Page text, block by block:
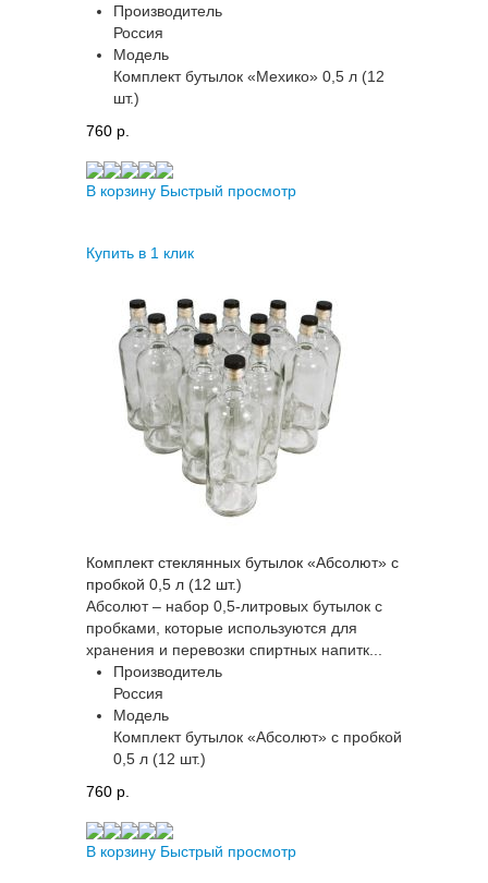
Производитель
Россия
Модель
Комплект бутылок «Мехико» 0,5 л (12
шт.)
760 p.
В корзину Быстрый просмотр
Купить в 1 клик
Комплект стеклянных бутылок «Абсолют» с
пробкой 0,5 л (12 шт.)
Абсолют – набор 0,5-литровых бутылок с
пробками, которые используются для
хранения и перевозки спиртных напитк...
Производитель
Россия
Модель
Комплект бутылок «Абсолют» с пробкой
0,5 л (12 шт.)
760 p.
В корзину Быстрый просмотр